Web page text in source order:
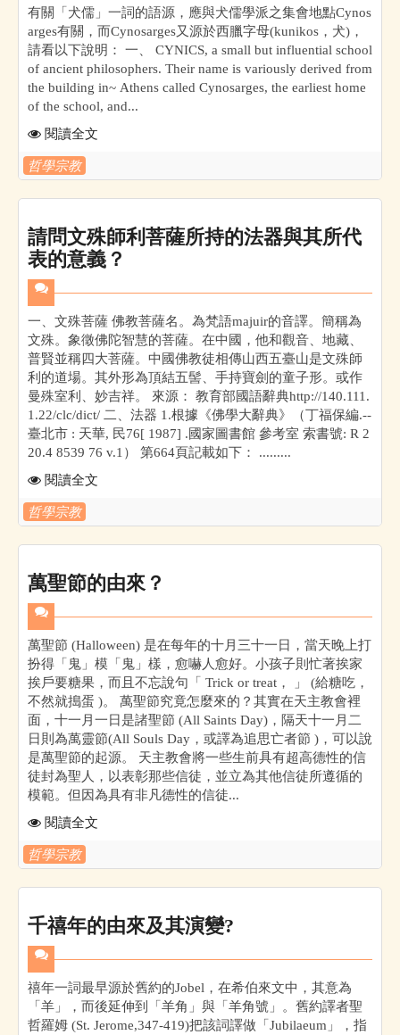
有關「犬儒」一詞的語源，應與犬儒學派之集會地點Cynos
arges有關，而Cynosarges又源於西臘字母(kunikos，犬)，
請看以下說明： 一、 CYNICS, a small but influential school
of ancient philosophers. Their name is variously derived from
the building in~ Athens called Cynosarges, the earliest home
of the school, and...
閱讀全文
哲學宗教
請問文殊師利菩薩所持的法器與其所代
表的意義？
一、文殊菩薩 佛教菩薩名。為梵語majuir的音譯。簡稱為
文殊。象徵佛陀智慧的菩薩。在中國，他和觀音、地藏、
普賢並稱四大菩薩。中國佛教徒相傳山西五臺山是文殊師
利的道場。其外形為頂結五髻、手持寶劍的童子形。或作
曼殊室利、妙吉祥。 來源： 教育部國語辭典http://140.111.
1.22/clc/dict/ 二、法器 1.根據《佛學大辭典》（丁福保編.--
臺北市 : 天華, 民76[ 1987] .國家圖書館 參考室 索書號: R 2
20.4 8539 76 v.1） 第664頁記載如下： .........
閱讀全文
哲學宗教
萬聖節的由來？
萬聖節 (Halloween) 是在每年的十月三十一日，當天晚上打
扮得「鬼」模「鬼」樣，愈嚇人愈好。小孩子則忙著挨家
挨戶要糖果，而且不忘說句「 Trick or treat， 」 (給糖吃，
不然就搗蛋 )。 萬聖節究竟怎麼來的？其實在天主教會裡
面，十一月一日是諸聖節 (All Saints Day)，隔天十一月二
日則為萬靈節(All Souls Day，或譯為追思亡者節 )，可以說
是萬聖節的起源。 天主教會將一些生前具有超高德性的信
徒封為聖人，以表彰那些信徒，並立為其他信徒所遵循的
模範。但因為具有非凡德性的信徒...
閱讀全文
哲學宗教
千禧年的由來及其演變?
禧年一詞最早源於舊約的Jobel，在希伯來文中，其意為
「羊」，而後延伸到「羊角」與「羊角號」。舊約譯者聖
哲羅姆 (St. Jerome,347-419)把該詞譯做「Jubilaeum」，指